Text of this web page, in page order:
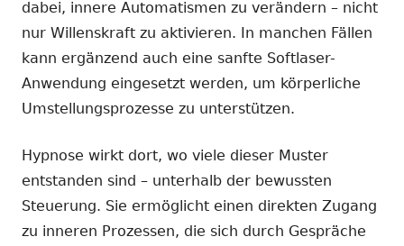
dabei, innere Automatismen zu verändern – nicht
nur Willenskraft zu aktivieren. In manchen Fällen
kann ergänzend auch eine sanfte Softlaser-
Anwendung eingesetzt werden, um körperliche
Umstellungsprozesse zu unterstützen.
Hypnose wirkt dort, wo viele dieser Muster
entstanden sind – unterhalb der bewussten
Steuerung. Sie ermöglicht einen direkten Zugang
zu inneren Prozessen, die sich durch Gespräche